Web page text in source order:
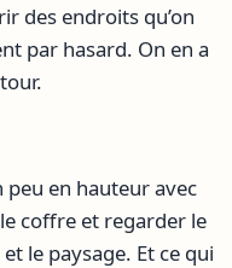
des endroits qu’on
par hasard. On en a
en hauteur avec
coffre et regarder le
le paysage. Et ce qui